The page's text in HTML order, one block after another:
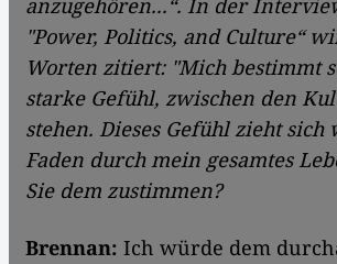
anzugehören...“. In der
"Power, Politics, and Culture“
Worten zitiert: "Mich bestimmt
starke Gefühl, zwischen den
stehen. Dieses Gefühl zieht
Faden durch mein gesamtes
Sie dem zustimmen?
Brennan: Ich würde dem